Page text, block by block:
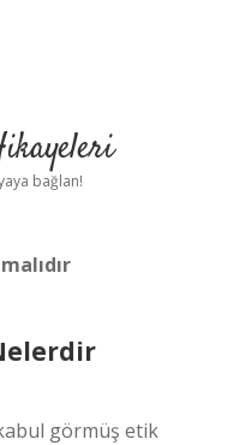
bağlan!
görmüş etik